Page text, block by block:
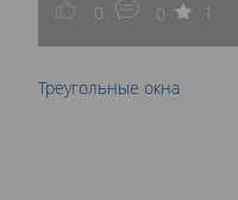
0 0 1
Треугольные окна